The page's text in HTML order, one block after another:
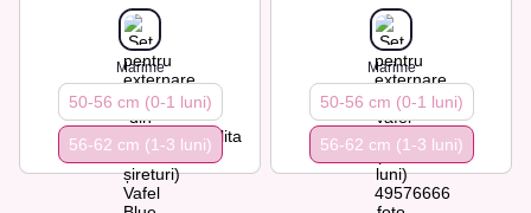
Marime
50-56 cm (0-1 luni)
56-62 сm (1-3 luni)
Marime
50-56 cm (0-1 luni)
56-62 сm (1-3 luni)